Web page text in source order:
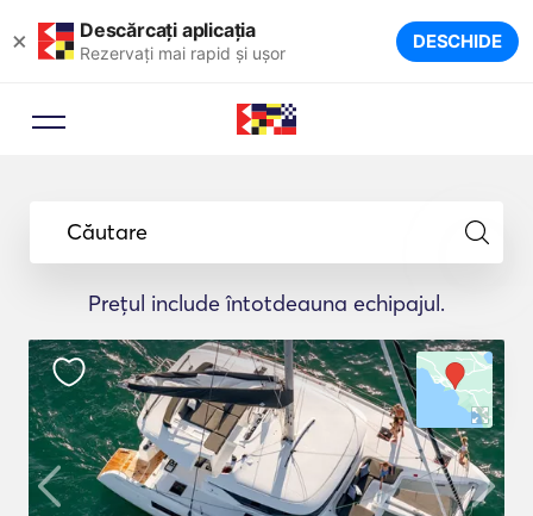
× Descărcați aplicația
Rezervați mai rapid și ușor DESCHIDE
Căutare
Prețul include întotdeauna echipajul.